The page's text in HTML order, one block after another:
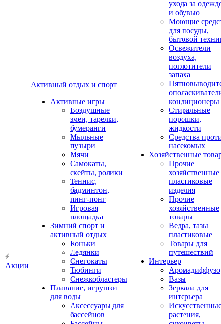
Акции
Активный отдых и спорт
Активные игры
Воздушные
змеи, тарелки,
бумеранги
Мыльные
пузыри
Мячи
Самокаты,
скейты, ролики
Теннис,
бадминтон,
пинг-понг
Игровая
площадка
Зимний спорт и
активный отдых
Коньки
Ледянки
Снегокаты
Тюбинги
Снежкобластеры
Плавание, игрушки
для воды
Аксессуары для
бассейнов
ухода за
и обувью
Моющие
для посуды,
бытовой
Освежители
воздуха,
поглотители
запаха
кондиционеры
Стиральные
порошки,
жидкости
Средства
насекомых
Хозяйственные
Прочие
хозяйственные
пластиковые
изделия
Прочие
хозяйственные
товары
Ведра, тазы
пластиковые
Товары для
путешествий
Интерьер
Вазы
Зеркала для
интерьера
Искусственные
растения,